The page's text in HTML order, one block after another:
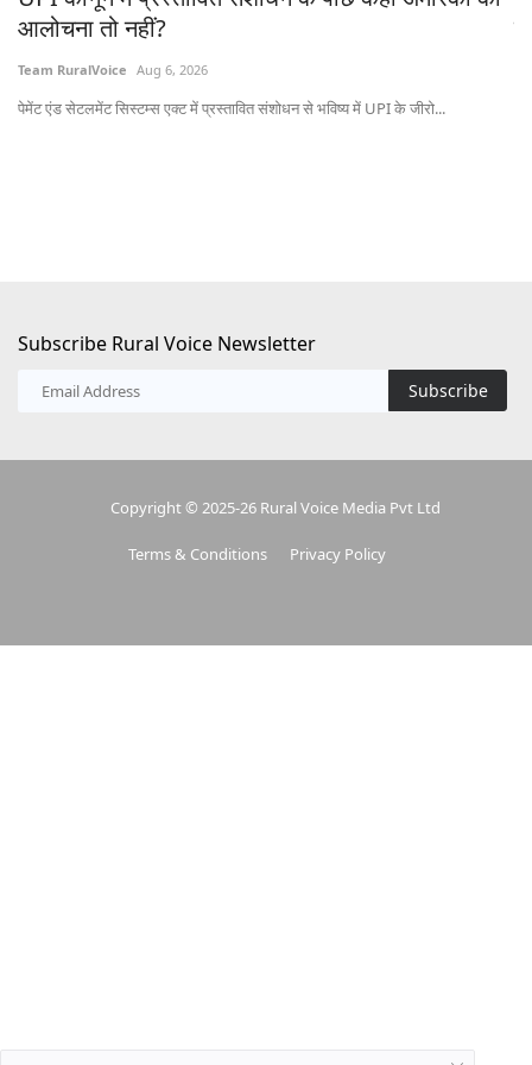
आलोचना तो नहीं?
Team RuralVoice Aug 6, 2026
पेमेंट एंड सेटलमेंट सिस्टम्स एक्ट में प्रस्तावित संशोधन से भविष्य में UPI के जीरो...
Subscribe Rural Voice Newsletter
Subscribe
Copyright © 2025-26 Rural Voice Media Pvt Ltd
Terms & Conditions Privacy Policy